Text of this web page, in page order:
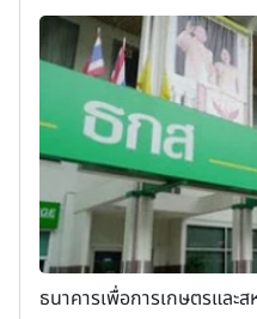
ธนาคารเพื่อการเกษตรและ